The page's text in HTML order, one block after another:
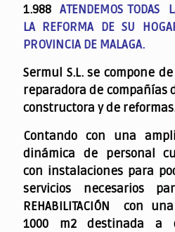
1.988ATENDEMOS TODAS
LA REFORMA DE SU
PROVINCIA DE MALAGA.
Sermul S.L. se compone
reparadora de compañías
constructora y de
Contando con una
dinámica de personal
con instalaciones para
servicios necesarios
REHABILITACIÓN con
1000 m2 destinada a